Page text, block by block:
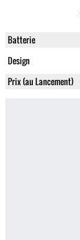
Batterie
Design
Prix (au Lancement)